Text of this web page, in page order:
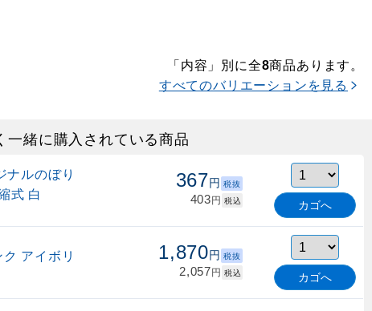
「内容」別に全8商品あります。
すべてのバリエーションを見る
一緒に購入されている商品
ナルのぼり
式 白
367円 税抜
403円 税込 カゴへ
アイボリ
1,870円 税抜
2,057円 税込 カゴへ